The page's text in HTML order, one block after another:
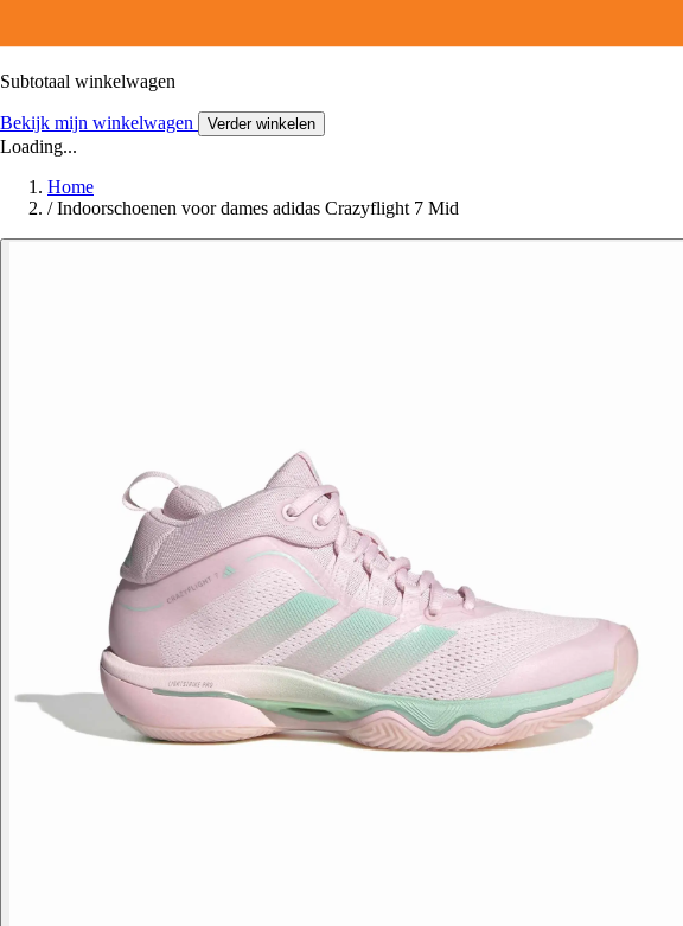
Subtotaal winkelwagen
Bekijk mijn winkelwagen Verder winkelen
Loading...
Home
/ Indoorschoenen voor dames adidas Crazyflight 7 Mid